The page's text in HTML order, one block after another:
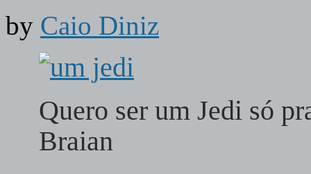
by Caio Diniz
Quero ser um Jedi só
Braian